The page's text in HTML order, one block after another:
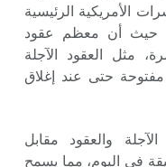
الأمريكية الرئيسية
، حيث أن معظم عقود
مثل العقود الآجلة
حتى عند إغلاق
والعقود مقابل
مفتوحة 23 ساعة و 15 دقيقة في اليوم، مما يسمح